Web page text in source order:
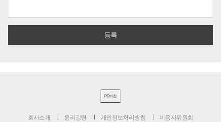
PC버전
회사소개 윤리강령 개인정보처리방침 이용자위원회